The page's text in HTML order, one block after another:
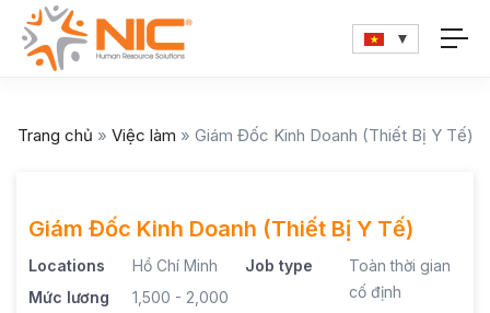
Trang chủ » Việc làm » Giám Đốc Kinh Doanh (Thiết Bị Y Tế)
Giám Đốc Kinh Doanh (Thiết Bị Y Tế)
Locations
Hồ Chí Minh
Mức lương
1,500 - 2,000
Job type
Toàn thời gian
cố định